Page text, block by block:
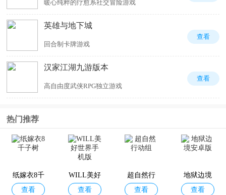
暖心纯粹的疗愈系社交冒险游戏
英雄与地下城
回合制卡牌游戏
查看
汉家江湖九游版本
高自由度武侠RPG独立游戏
查看
热门推荐
纸嫁衣8千
子树
查看
WILL美好
世界手机
查看
超自然行
动组
查看
地狱边境
安卓版
查看